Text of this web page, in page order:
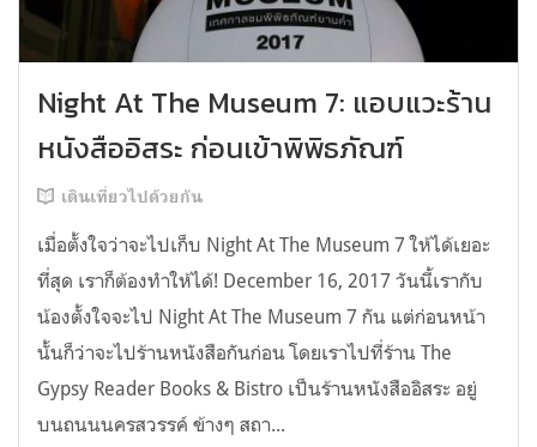
Night At The Museum 7: แอบแวะร้าน
หนังสืออิสระ ก่อนเข้าพิพิธภัณฑ์
เดินเที่ยวไปด้วยกัน
เมื่อตั้งใจว่าจะไปเก็บ Night At The Museum 7 ให้ได้เยอะ
ที่สุด เราก็ต้องทำให้ได้! December 16, 2017 วันนี้เรากับ
น้องตั้งใจจะไป Night At The Museum 7 กัน แต่ก่อนหน้า
นั้นก็ว่าจะไปร้านหนังสือกันก่อน โดยเราไปที่ร้าน The
Gypsy Reader Books & Bistro เป็นร้านหนังสืออิสระ อยู่
บนถนนนครสวรรค์ ข้างๆ สถา...